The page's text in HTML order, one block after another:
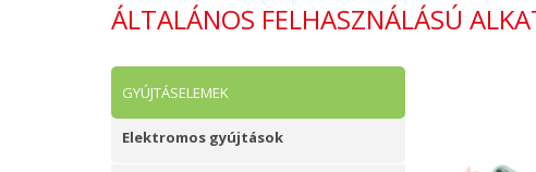
ÁLTALÁNOS FELHASZNÁLÁSÚ
GYÚJTÁSELEMEK
Elektromos gyújtások